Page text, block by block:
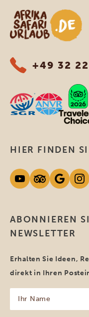
Afrika Safari Urlaub
+49 32
ABONNIEREN
NEWSLETTER
Erhalten Sie Ideen,
direkt in Ihren
Name
(erforderlich)
HIER FINDEN